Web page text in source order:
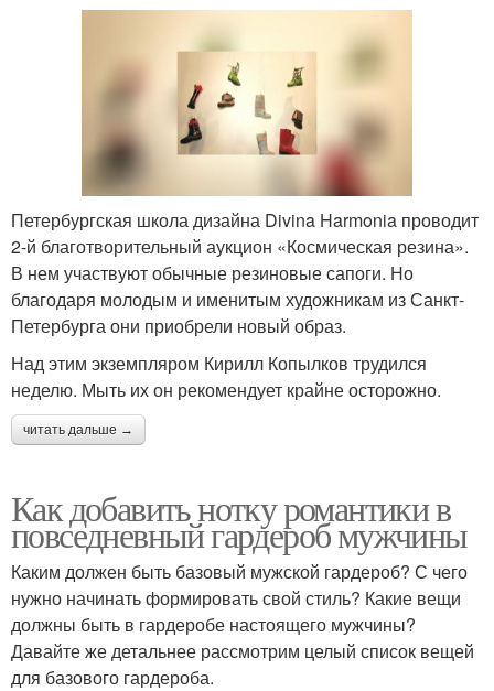
Петербургская школа дизайна Divina Harmonia проводит
2-й благотворительный аукцион «Космическая резина».
В нем участвуют обычные резиновые сапоги. Но
благодаря молодым и именитым художникам из Санкт-
Петербурга они приобрели новый образ.
Над этим экземпляром Кирилл Копылков трудился
неделю. Мыть их он рекомендует крайне осторожно.
читать дальше →
Как добавить нотку романтики в
повседневный гардероб мужчины
Каким должен быть базовый мужской гардероб? С чего
нужно начинать формировать свой стиль? Какие вещи
должны быть в гардеробе настоящего мужчины?
Давайте же детальнее рассмотрим целый список вещей
для базового гардероба.